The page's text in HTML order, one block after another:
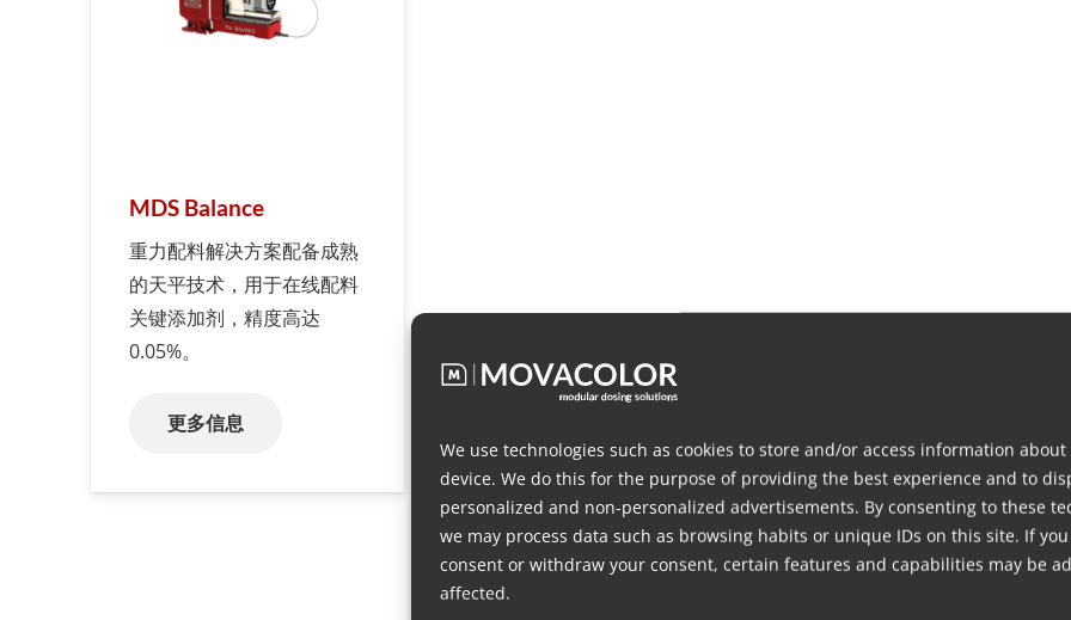
We use technologies such as cookies to store and/or access information
device. We do this for the purpose of providing the best experience and to
personalized and non-personalized advertisements. By consenting to these
we may process data such as browsing habits or unique IDs on this site. If
consent or withdraw your consent, certain features and capabilities may be
affected.
MDS Balance
重力配料解决方案配备成熟
的天平技术，用于在线配料
关键添加剂，精度高达
0.05%。
更多信息
转到全部